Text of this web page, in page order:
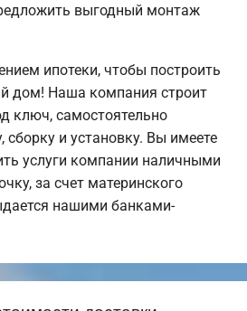
выгодный монтаж
ипотеки, чтобы построить
дом! Наша компания строит
ключ, самостоятельно
сборку и установку. Вы имеете
услуги компании наличными
за счет материнского
нашими банками-